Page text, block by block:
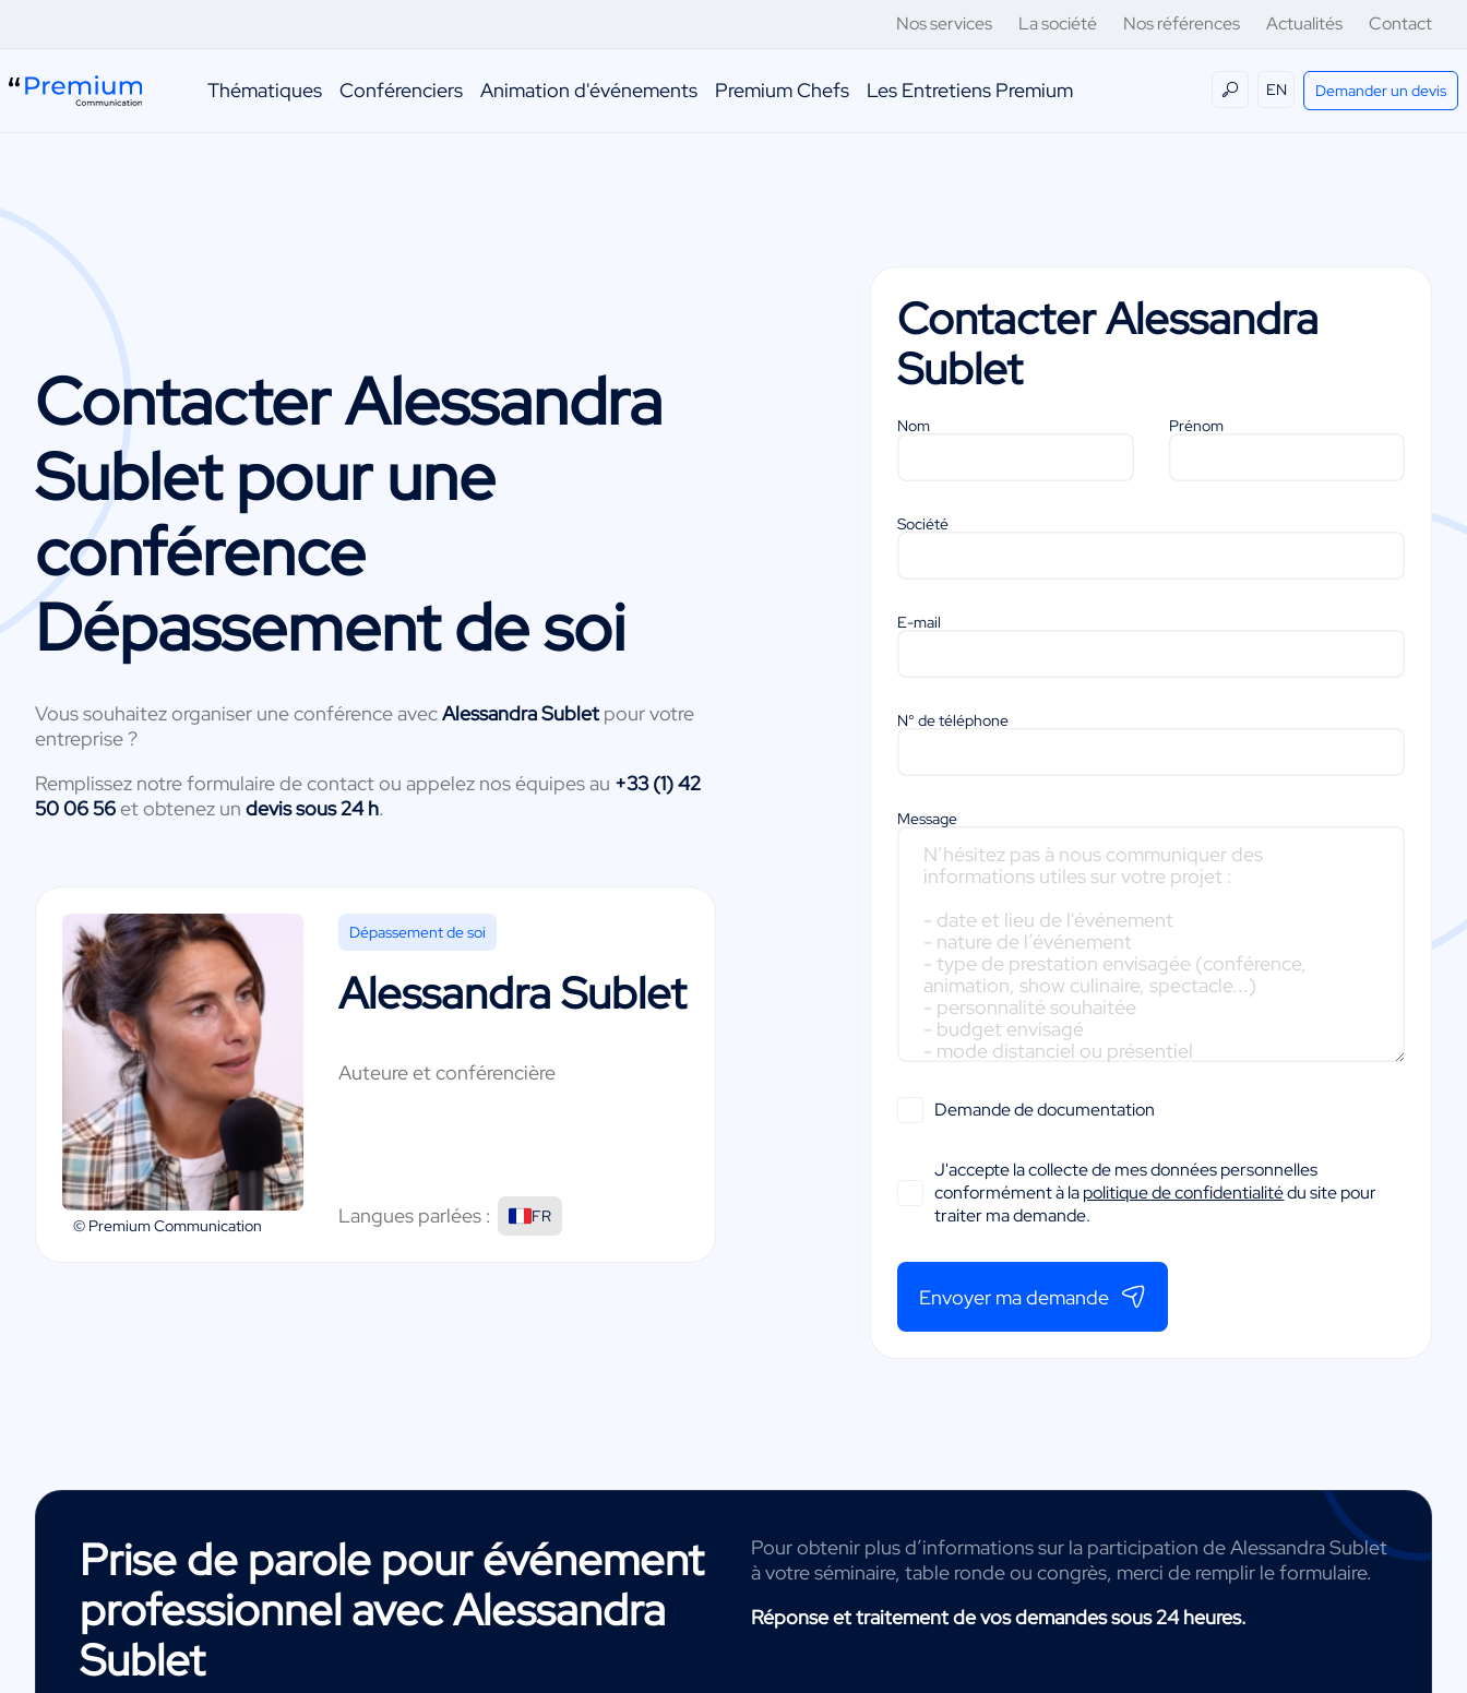
Nos services La société Nos références Actualités Contact
Thématiques Conférenciers Animation d'événements Premium Chefs Les Entretiens Premium EN Demander un devis
ContacterAlessandra
Subletpour une
conférence
Dépassement de soi
Vous souhaitez organiser une conférence avecAlessandra Sublet pour votre
entreprise ?
Remplissez notre formulaire de contact ou appelez nos équipes au +33 (1) 42
50 06 56et obtenez un devis sous 24 h.
© Premium Communication
Dépassement de soi
Alessandra Sublet
Auteure et conférencière
Langues parlées : FR
ContacterAlessandra
Sublet
Nom Prénom
Société
E-mail
N° de téléphone
Message
Demande de documentation
J'accepte la collecte de mes données personnelles
conformément à lapolitique de confidentialitédu site pour
traiter ma demande.
Envoyer ma demande
Prise de parole pour événement
professionnel avecAlessandra
Sublet
Pour obtenir plus d’informations sur la participation de Alessandra Sublet
à votre séminaire, table ronde ou congrès, merci de remplir le formulaire.
Réponse et traitement de vos demandes sous 24 heures.